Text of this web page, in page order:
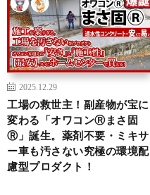
2025.12.29
工場の救世主！副産物が宝に
変わる「オワコンⓇまさ固
Ⓡ」誕生。薬剤不要・ミキサ
ー車も汚さない究極の環境配
慮型プロダクト！